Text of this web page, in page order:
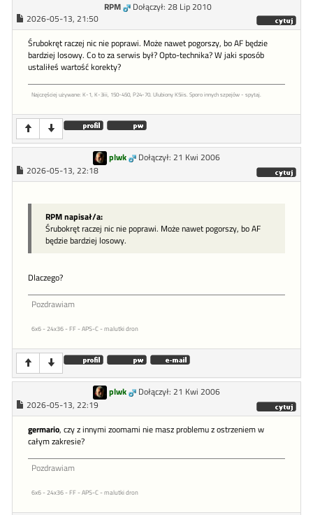
RPM
Dołączył: 28 Lip 2010
2026-05-13, 21:50
Śrubokręt raczej nic nie poprawi. Może nawet pogorszy, bo AF będzie
bardziej losowy. Co to za serwis był? Opto-technika? W jaki sposób
ustaliłeś wartość korekty?
Najczęściej używane: K-1, K-3iii, 150-450, P24-70. Ulubiony K5iis. Sporo innych szpejów - spytaj.
plwk
Dołączył: 21 Kwi 2006
2026-05-13, 22:18
RPM napisał/a:
Śrubokręt raczej nic nie poprawi. Może nawet pogorszy, bo AF
będzie bardziej losowy.
Dlaczego?
Pozdrawiam
6x6 - 24x36 - FF - APS-C - malutki dron
plwk
Dołączył: 21 Kwi 2006
2026-05-13, 22:19
germario, czy z innymi zoomami nie masz problemu z ostrzeniem w
całym zakresie?
Pozdrawiam
6x6 - 24x36 - FF - APS-C - malutki dron